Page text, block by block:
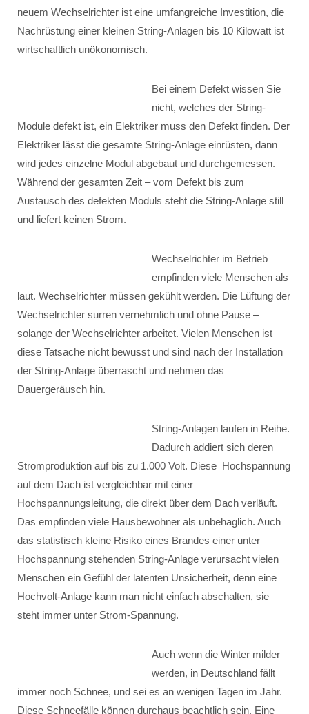
neuem Wechselrichter ist eine umfangreiche Investition, die
Nachrüstung einer kleinen String-Anlagen bis 10 Kilowatt ist
wirtschaftlich unökonomisch.
Bei einem Defekt wissen Sie
nicht, welches der String-
Module defekt ist, ein Elektriker muss den Defekt finden. Der
Elektriker lässt die gesamte String-Anlage einrüsten, dann
wird jedes einzelne Modul abgebaut und durchgemessen.
Während der gesamten Zeit – vom Defekt bis zum
Austausch des defekten Moduls steht die String-Anlage still
und liefert keinen Strom.
Wechselrichter im Betrieb
empfinden viele Menschen als
laut. Wechselrichter müssen gekühlt werden. Die Lüftung der
Wechselrichter surren vernehmlich und ohne Pause –
solange der Wechselrichter arbeitet. Vielen Menschen ist
diese Tatsache nicht bewusst und sind nach der Installation
der String-Anlage überrascht und nehmen das
Dauergeräusch hin.
String-Anlagen laufen in Reihe.
Dadurch addiert sich deren
Stromproduktion auf bis zu 1.000 Volt. Diese Hochspannung
auf dem Dach ist vergleichbar mit einer
Hochspannungsleitung, die direkt über dem Dach verläuft.
Das empfinden viele Hausbewohner als unbehaglich. Auch
das statistisch kleine Risiko eines Brandes einer unter
Hochspannung stehenden String-Anlage verursacht vielen
Menschen ein Gefühl der latenten Unsicherheit, denn eine
Hochvolt-Anlage kann man nicht einfach abschalten, sie
steht immer unter Strom-Spannung.
Auch wenn die Winter milder
werden, in Deutschland fällt
immer noch Schnee, und sei es an wenigen Tagen im Jahr.
Diese Schneefälle können durchaus beachtlich sein. Eine